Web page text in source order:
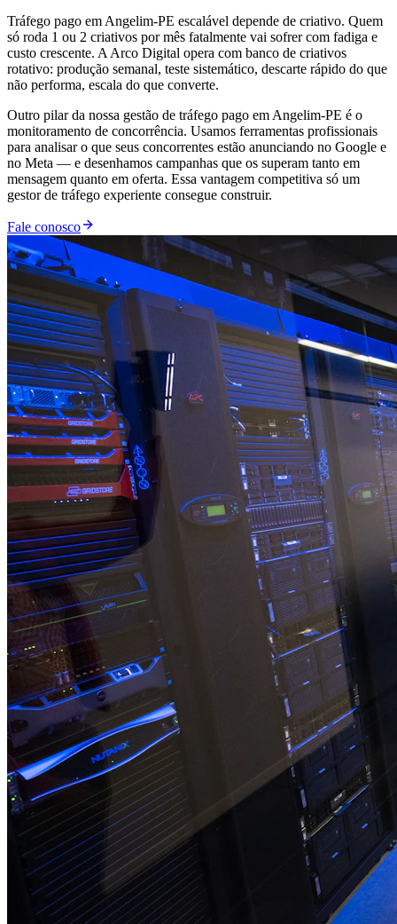
Tráfego pago em Angelim-PE escalável depende de criativo. Quem
só roda 1 ou 2 criativos por mês fatalmente vai sofrer com fadiga e
custo crescente. A Arco Digital opera com banco de criativos
rotativo: produção semanal, teste sistemático, descarte rápido do que
não performa, escala do que converte.
Outro pilar da nossa gestão de tráfego pago em Angelim-PE é o
monitoramento de concorrência. Usamos ferramentas profissionais
para analisar o que seus concorrentes estão anunciando no Google e
no Meta — e desenhamos campanhas que os superam tanto em
mensagem quanto em oferta. Essa vantagem competitiva só um
gestor de tráfego experiente consegue construir.
Fale conosco